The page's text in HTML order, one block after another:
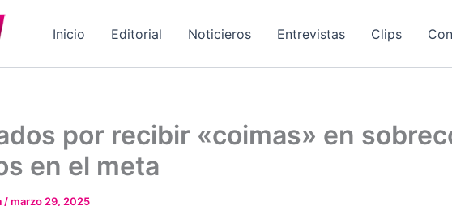
Inicio Editorial Noticieros Entrevistas Clips
por recibir «coimas» en
en el meta
/marzo 29, 2025